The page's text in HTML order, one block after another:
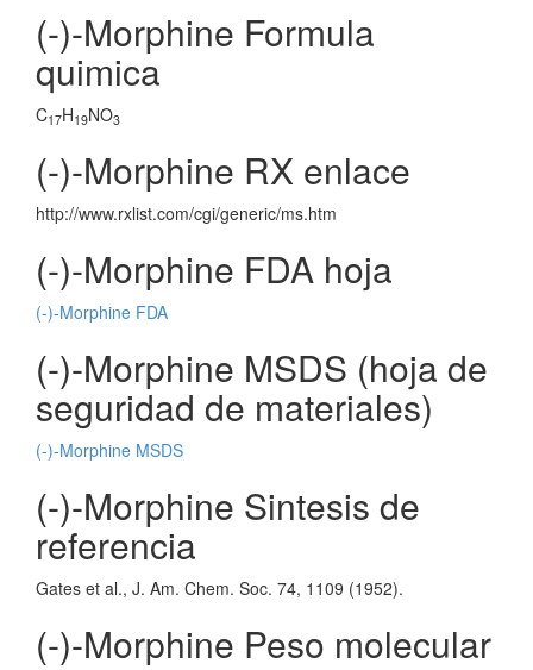
(-)-Morphine Formula
quimica
C17H19NO3
(-)-Morphine RX enlace
http://www.rxlist.com/cgi/generic/ms.htm
(-)-Morphine FDA hoja
(-)-Morphine FDA
(-)-Morphine MSDS (hoja de
seguridad de materiales)
(-)-Morphine MSDS
(-)-Morphine Sintesis de
referencia
Gates et al., J. Am. Chem. Soc. 74, 1109 (1952).
(-)-Morphine Peso molecular